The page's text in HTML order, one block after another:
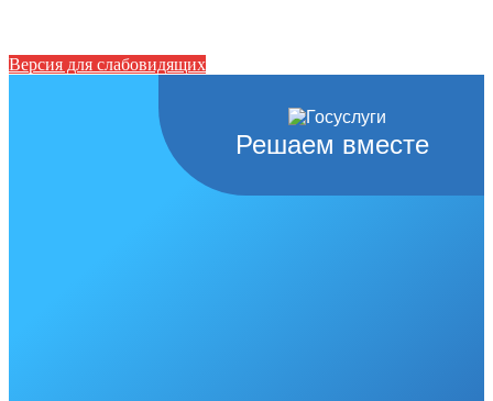
Версия для слабовидящих
Решаем вместе